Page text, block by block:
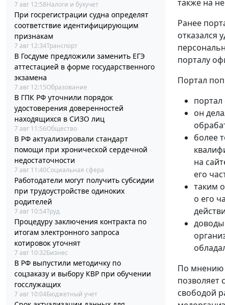
7 авг 12:58Налоги и бухучет
При госрегистрации судна определят
соответствие идентифицирующим
признакам
7 авг 12:34Транспорт
В Госдуме предложили заменить ЕГЭ
аттестацией в форме государственного
экзамена
7 авг 12:15Образование
В ГПК РФ уточнили порядок
удостоверения доверенностей
находящихся в СИЗО лиц
7 авг 11:56Общество
В РФ актуализировали стандарт
помощи при хронической сердечной
недостаточности
7 авг 11:40Социальная сфера
Работодатели могут получить субсидии
при трудоустройстве одиноких
родителей
7 авг 10:54Труд
Процедуру заключения контракта по
итогам электронного запроса
котировок уточнят
7 авг 10:32Бизнес
В РФ выпустили методичку по
соцзаказу и выбору КВР при обучении
госслужащих
7 авг 10:04Бюджетный учет
также на
Ранее
отказался
порталу
Портал
он
более
на
его
таким
о его
По мнению
позволяет
свободой